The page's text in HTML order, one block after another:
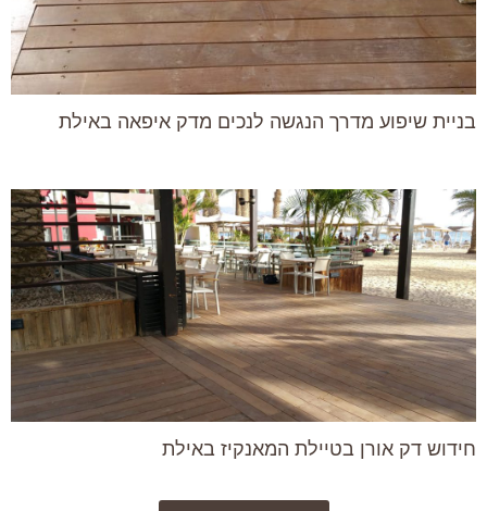
בניית שיפוע מדרך הנגשה לנכים מדק איפאה באילת
חידוש דק אורן בטיילת המאנקיז באילת